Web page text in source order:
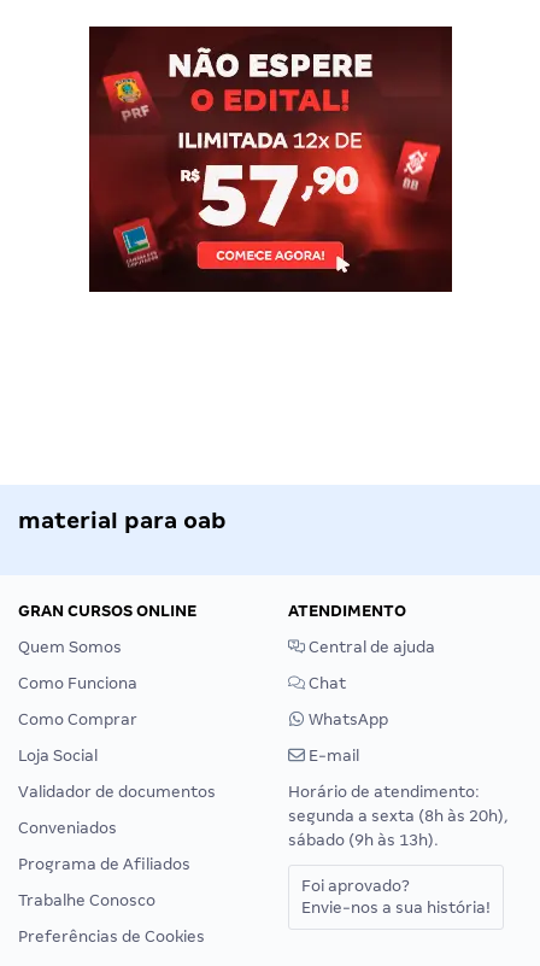
material para oab
GRAN CURSOS ONLINE
Quem Somos
Como Funciona
Como Comprar
Loja Social
Validador de documentos
Conveniados
Programa de Afiliados
Trabalhe Conosco
Preferências de Cookies
ATENDIMENTO
Central de ajuda
Chat
WhatsApp
E-mail
Horário de atendimento:
segunda a sexta (8h às 20h),
sábado (9h às 13h).
Foi aprovado?
Envie-nos a sua história!